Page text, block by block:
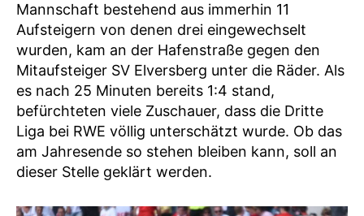
Mannschaft bestehend aus immerhin 11
Aufsteigern von denen drei eingewechselt
wurden, kam an der Hafenstraße gegen den
Mitaufsteiger SV Elversberg unter die Räder. Als
es nach 25 Minuten bereits 1:4 stand,
befürchteten viele Zuschauer, dass die Dritte
Liga bei RWE völlig unterschätzt wurde. Ob das
am Jahresende so stehen bleiben kann, soll an
dieser Stelle geklärt werden.